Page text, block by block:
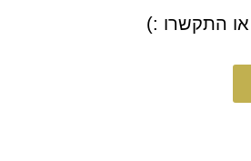
או התקשרו :)